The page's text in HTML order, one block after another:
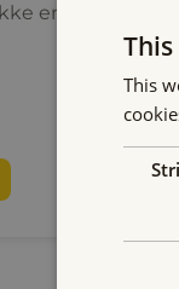
en cilindrische
This